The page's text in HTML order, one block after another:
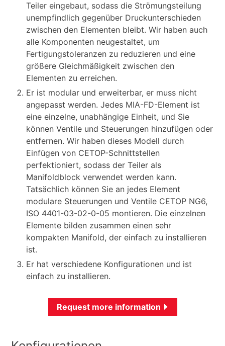
Teiler eingebaut, sodass die Strömungsteilung
unempfindlich gegenüber Druckunterschieden
zwischen den Elementen bleibt. Wir haben auch
alle Komponenten neugestaltet, um
Fertigungstoleranzen zu reduzieren und eine
größere Gleichmäßigkeit zwischen den
Elementen zu erreichen.
Er ist modular und erweiterbar, er muss nicht
angepasst werden. Jedes MIA-FD-Element ist
eine einzelne, unabhängige Einheit, und Sie
können Ventile und Steuerungen hinzufügen oder
entfernen. Wir haben dieses Modell durch
Einfügen von CETOP-Schnittstellen
perfektioniert, sodass der Teiler als
Manifoldblock verwendet werden kann.
Tatsächlich können Sie an jedes Element
modulare Steuerungen und Ventile CETOP NG6,
ISO 4401-03-02-0-05 montieren. Die einzelnen
Elemente bilden zusammen einen sehr
kompakten Manifold, der einfach zu installieren
ist.
Er hat verschiedene Konfigurationen und ist
einfach zu installieren.
Request more information